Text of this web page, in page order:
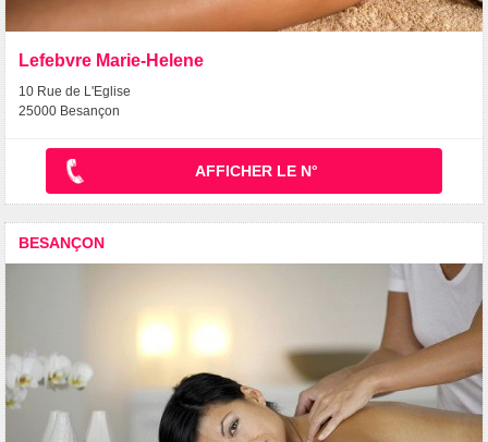
Lefebvre Marie-Helene
10 Rue de L'Eglise
25000 Besançon
AFFICHER LE N°
BESANÇON